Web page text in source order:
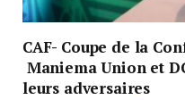
CAF- Coupe de la
Maniema Union et
leurs adversaires